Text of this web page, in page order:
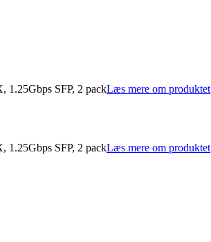
SFP, 2 packLæs mere om produktet
SFP, 2 packLæs mere om produktet